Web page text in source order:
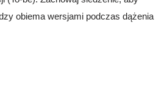
obiema wersjami podczas dążenia